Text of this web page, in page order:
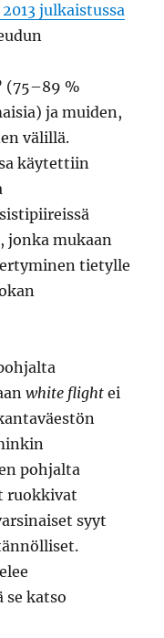
julkaistussa
(75–89 %
ja muiden,
välillä.
käytettiin
jonka mukaan
tietylle
white flight ei
pohjalta
ruokkivat
syyt
se katso